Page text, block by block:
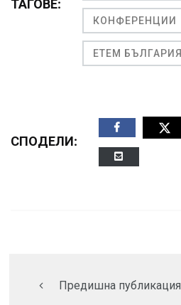
ТАГОВЕ:
КОНФЕРЕНЦИИ
ЕТЕМ БЪЛГАРИЯ
СПОДЕЛИ:
Предишна публикация